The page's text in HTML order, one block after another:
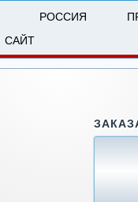
РОССИЯ
САЙТ